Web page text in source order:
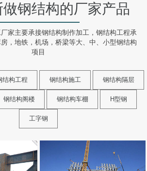
钢结构的厂家产品
家主要承接钢结构制作加工，钢结构工程承
，地铁，机场，桥梁等大、中、小型钢结构
项目
结构工程 钢结构施工 钢结构隔层
钢结构阁楼 钢结构车棚 H型钢
工字钢